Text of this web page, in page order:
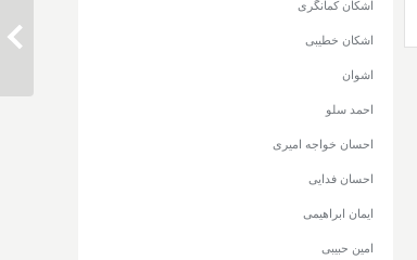
اشکان کمانگری
اشکان خطیبی
اشوان
احمد سلو
احسان خواجه امیری
احسان فدایی
ایمان ابراهیمی
امین حبیبی